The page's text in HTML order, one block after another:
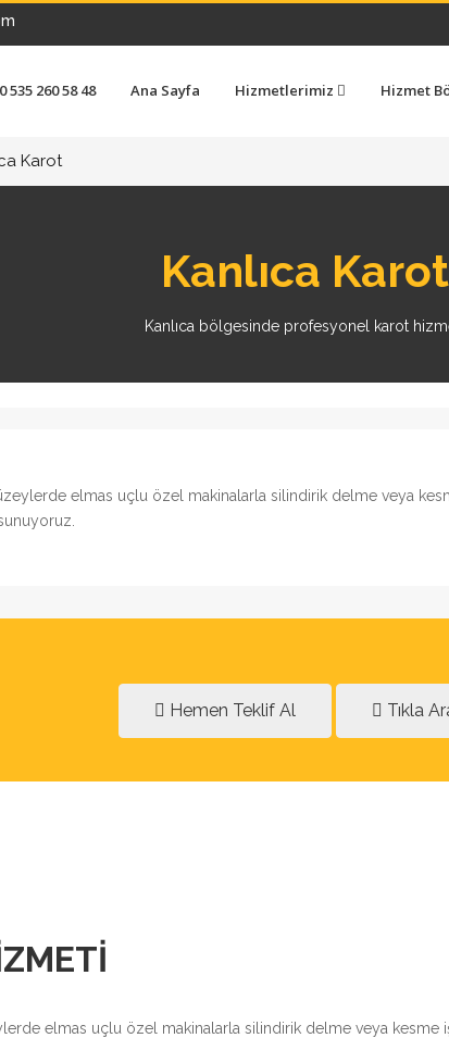
535 260 58 48 Ana Sayfa Hizmetlerimiz Hizmet
Karot
Kanlıca Karot
Kanlıca bölgesinde profesyonel karot
elmas uçlu özel makinalarla silindirik delme veya
Hemen Teklif Al Tıkla
elmas uçlu özel makinalarla silindirik delme veya